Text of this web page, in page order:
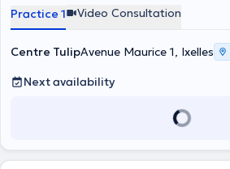
Practice 1 Video Consultation
Centre TulipAvenue Maurice 1, Ixelles
Next availability